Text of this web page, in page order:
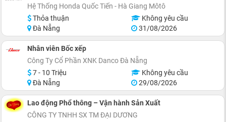
Hệ Thống Honda Quốc Tiến - Hà Giang Môtô
Thỏa thuận
Không yêu cầu
Đà Nẵng
31/08/2026
Nhân viên Bốc xếp
Công Ty Cổ Phần XNK Danco Đà Nẵng
7 - 10 Triệu
Không yêu cầu
Đà Nẵng
29/08/2026
Lao động Phổ thông – Vận hành Sản Xuất
CÔNG TY TNHH SX TM ĐẠI DƯƠNG